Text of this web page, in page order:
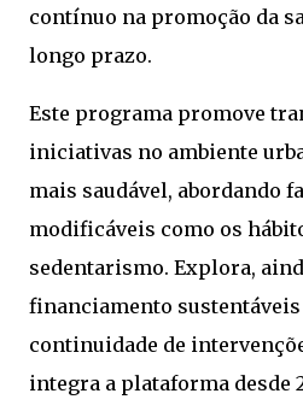
contínuo na promoção da
longo prazo.
Este programa promove
iniciativas no ambiente
mais saudável, abordando
modificáveis como os
sedentarismo. Explora,
financiamento
continuidade de
integra a plataforma desde